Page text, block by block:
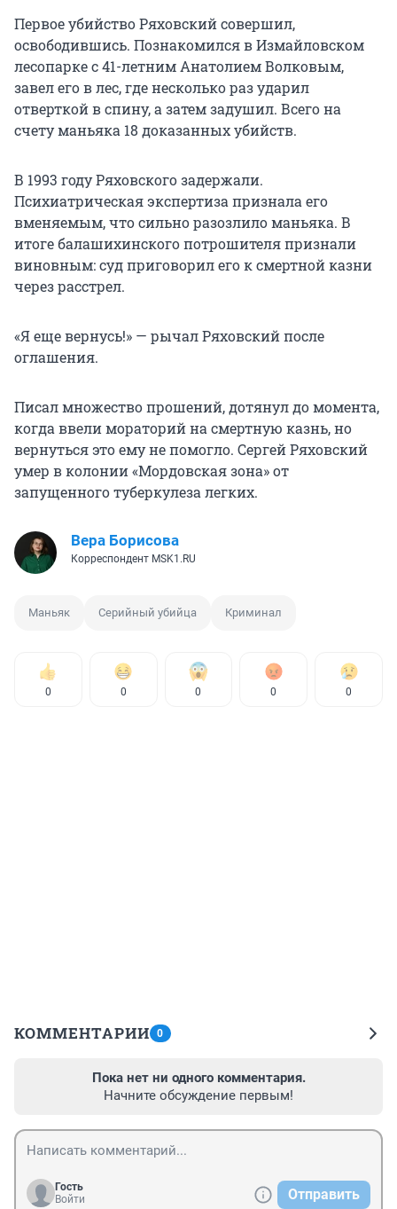
Первое убийство Ряховский совершил,
освободившись. Познакомился в Измайловском
лесопарке с 41-летним Анатолием Волковым,
завел его в лес, где несколько раз ударил
отверткой в спину, а затем задушил. Всего на
счету маньяка 18 доказанных убийств.
В 1993 году Ряховского задержали.
Психиатрическая экспертиза признала его
вменяемым, что сильно разозлило маньяка. В
итоге балашихинского потрошителя признали
виновным: суд приговорил его к смертной казни
через расстрел.
«Я еще вернусь!» — рычал Ряховский после
оглашения.
Писал множество прошений, дотянул до момента,
когда ввели мораторий на смертную казнь, но
вернуться это ему не помогло. Сергей Ряховский
умер в колонии «Мордовская зона» от
запущенного туберкулеза легких.
Вера Борисова
Корреспондент MSK1.RU
Маньяк Серийный убийца Криминал
0 0 0 0 0
КОММЕНТАРИИ 0
Пока нет ни одного комментария.
Начните обсуждение первым!
Гость
Войти
Отправить